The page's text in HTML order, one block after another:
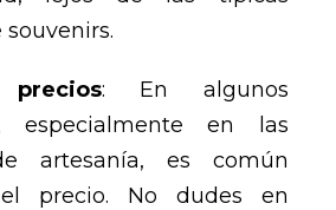
precios: En algunos
especialmente en las
artesanía, es común
precio. No dudes en